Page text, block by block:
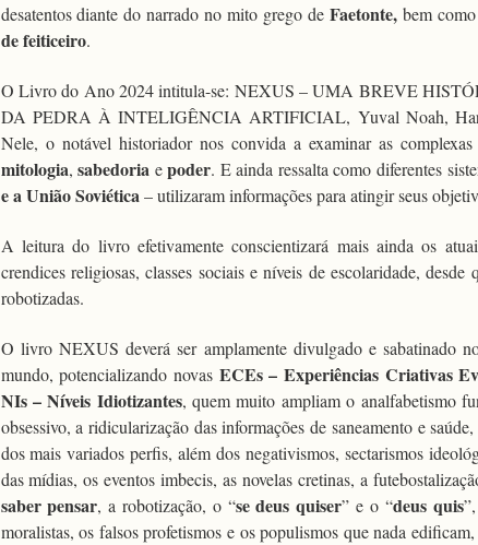
desatentos diante do narrado no mito grego de Faetonte, bem
de feiticeiro.
O Livro do Ano 2024 intitula-se: NEXUS – UMA BREVE
DA PEDRA À INTELIGÊNCIA ARTIFICIAL, Yuval Noah,
Nele, o notável historiador nos convida a examinar as complexas
mitologia,sabedoria epoder. E ainda ressalta como diferentes
e a União Soviética – utilizaram informações para atingir seus
A leitura do livro efetivamente conscientizará mais ainda os
crendices religiosas, classes sociais e níveis de escolaridade,
robotizadas.
O livro NEXUS deverá ser amplamente divulgado e sabatinado
mundo, potencializando novas ECEs – Experiências Criativas
NIs – Níveis Idiotizantes, quem muito ampliam o analfabetismo
obsessivo, a ridicularização das informações de saneamento e
dos mais variados perfis, além dos negativismos, sectarismos
das mídias, os eventos imbecis, as novelas cretinas, a
saber pensar, a robotização, o “se deus quiser” e o “deus quis
moralistas, os falsos profetismos e os populismos que nada